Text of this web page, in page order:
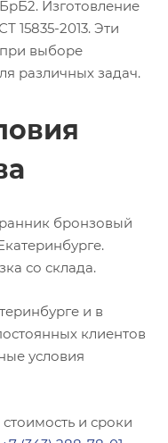
Изготовление
15835-2013. Эти
при выборе
различных задач.
бронзовый
со склада.
и в
клиентов
условия
и сроки